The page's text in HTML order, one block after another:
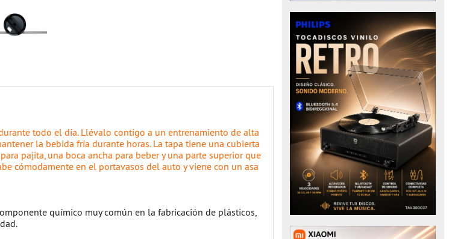
todo el día. Llévalo contigo a un entrenamiento de alta
la bebida fría durante horas. La tapa tiene una cubierta
pajita, una boca ancha para beber y una parte superior que
cómodamente en el portavasos del auto y viene con un asa
químico muy común en la fabricación de plásticos,